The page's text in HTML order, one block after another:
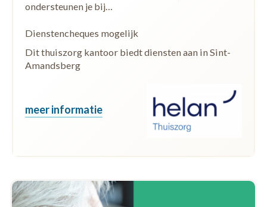
ondersteunen je bij…
Dienstencheques mogelijk
Dit thuiszorg kantoor biedt diensten aan in Sint-
Amandsberg
meer informatie